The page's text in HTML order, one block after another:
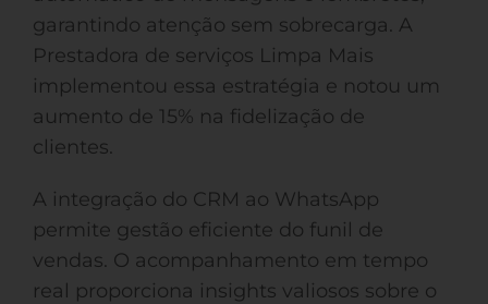
garantindo atenção sem sobrecarga. A
Prestadora de serviços Limpa Mais
implementou essa estratégia e notou um
aumento de 15% na fidelização de
clientes.
A integração do CRM ao WhatsApp
permite gestão eficiente do funil de
vendas. O acompanhamento em tempo
real proporciona insights valiosos sobre o